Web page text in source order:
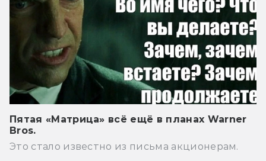
Пятая «Матрица» всё ещё в планах Warner
Bros.
Это стало известно из письма акционерам.